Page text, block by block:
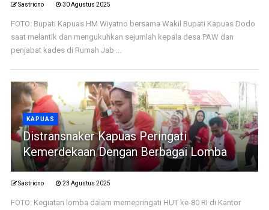
Sastriono 30 Agustus 2025
FOTO: Bupati Kapuas HM Wiyatno bersama Wakil Bupati Kapuas Dodo
saat melantik dan mengukuhkan sejumlah kepala desa PAW dan
penjabat kades di Rumah Jab ...
KAPUAS
Distransnaker Kapuas Peringati
Kemerdekaan Dengan Berbagai Lomba
Sastriono 23 Agustus 2025
FOTO: Kegiatan lomba dalam memepringati HUT ke-80 RI di Kantor